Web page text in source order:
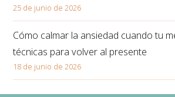
25 de junio de 2026
Cómo calmar la ansiedad cuando tu
técnicas para volver al presente
18 de junio de 2026